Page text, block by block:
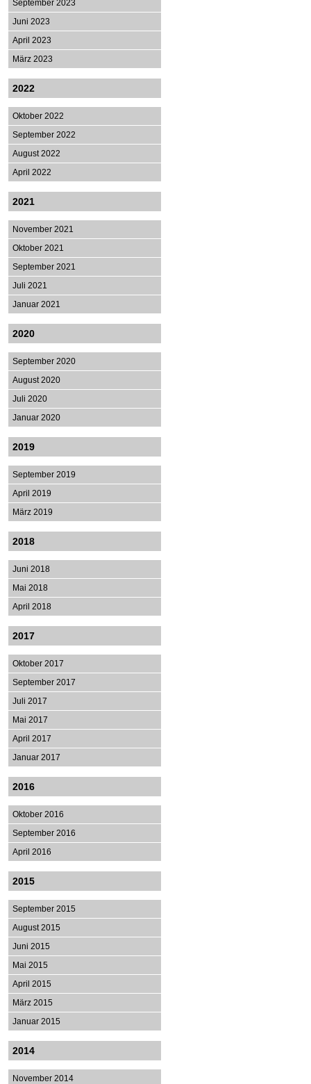
September 2023
Juni 2023
April 2023
März 2023
2022
Oktober 2022
September 2022
August 2022
April 2022
2021
November 2021
Oktober 2021
September 2021
Juli 2021
Januar 2021
2020
September 2020
August 2020
Juli 2020
Januar 2020
2019
September 2019
April 2019
März 2019
2018
Juni 2018
Mai 2018
April 2018
2017
Oktober 2017
September 2017
Juli 2017
Mai 2017
April 2017
Januar 2017
2016
Oktober 2016
September 2016
April 2016
2015
September 2015
August 2015
Juni 2015
Mai 2015
April 2015
März 2015
Januar 2015
2014
November 2014